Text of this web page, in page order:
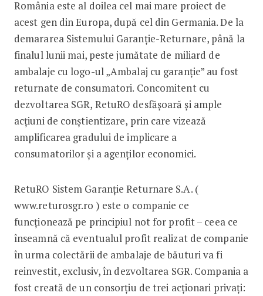
România este al doilea cel mai mare proiect de
acest gen din Europa, după cel din Germania. De la
demararea Sistemului Garanție-Returnare, până la
finalul lunii mai, peste jumătate de miliard de
ambalaje cu logo-ul „Ambalaj cu garanție” au fost
returnate de consumatori. Concomitent cu
dezvoltarea SGR, RetuRO desfășoară și ample
acțiuni de conștientizare, prin care vizează
amplificarea gradului de implicare a
consumatorilor și a agenților economici.
RetuRO Sistem Garanție Returnare S.A. (
www.returosgr.ro ) este o companie ce
funcționează pe principiul not for profit – ceea ce
înseamnă că eventualul profit realizat de companie
în urma colectării de ambalaje de băuturi va fi
reinvestit, exclusiv, în dezvoltarea SGR. Compania a
fost creată de un consorțiu de trei acționari privați: